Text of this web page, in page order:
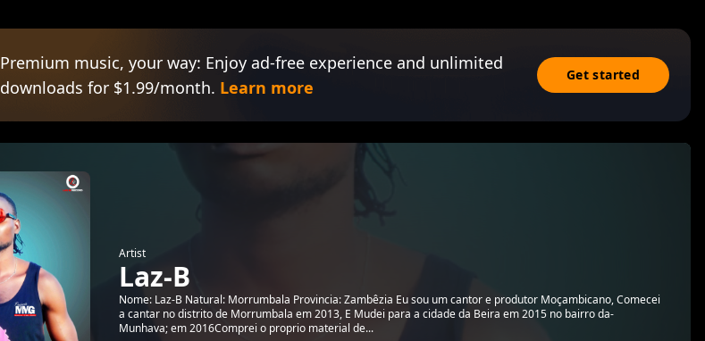
Premium music, your way: Enjoy ad-free experience and unlimited
downloads for $1.99/month. Learn more
Get started
Artist
Laz-B
Nome: Laz-B Natural: Morrumbala Provincia: Zambêzia Eu sou um cantor e produtor Moçambicano, Comecei
a cantar no distrito de Morrumbala em 2013, E Mudei para a cidade da Beira em 2015 no bairro da-
Munhava; em 2016Comprei o proprio material de...